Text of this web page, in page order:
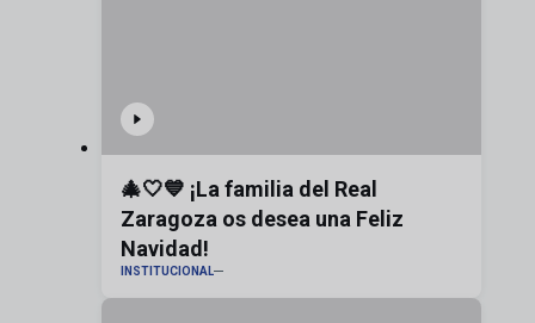
🎄🤍💙 ¡La familia del Real
Zaragoza os desea una Feliz
Navidad!
INSTITUCIONAL